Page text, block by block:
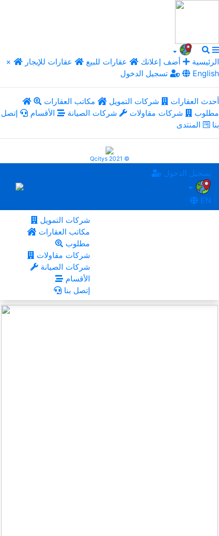
× الرئيسية أضف إعلانك عقارات للبيع
عقارات للإيجار
تسجيل الدخول
English
أحدث العقارات شركات التمويل
مكاتب العقارات
مطلوب
شركات مقاولات شركات الصيانة الأقسام
إتصل
بنا
المنتدى
Qcitys 2021 ©
تسجيل الدخول
EN
شركات التمويل
مكاتب العقارات
مطلوب
شركات مقاولات
شركات الصيانة
الأقسام
إتصل بنا